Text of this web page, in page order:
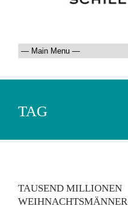
TAG
TAUSEND MILLIONEN
WEIHNACHTSMÄNNER